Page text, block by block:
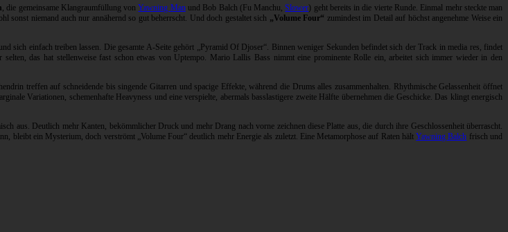
, die gemeinsame Klangraumfüllung vonYawning Manund Bob Balch (Fu Manchu,Slower) geht bereits in die vierte Runde. Einmal mehr steckte man
sonst niemand auch nur annähernd so gut beherrscht. Und doch gestaltet sich „Volume Four“ zumindest im Detail auf höchst angenehme Weise ein
einfach treiben lassen. Die gesamte A-Seite gehört „Pyramid Of Djoser“. Binnen weniger Sekunden befindet sich der Track in media res, findet
das hat stellenweise fast schon etwas von Uptempo. Mario Lallis Bass nimmt eine prominente Rolle ein, arbeitet sich immer wieder in den
treffen auf schneidende bis singende Gitarren und spacige Effekte, während die Drums alles zusammenhalten. Rhythmische Gelassenheit öffnet
Variationen, schemenhafte Heavyness und eine verspielte, abermals basslastigere zweite Hälfte übernehmen die Geschicke. Das klingt energisch
aus. Deutlich mehr Kanten, bekömmlicher Druck und mehr Drang nach vorne zeichnen diese Platte aus, die durch ihre Geschlossenheit überrascht.
bleibt ein Mysterium, doch verströmt „Volume Four“ deutlich mehr Energie als zuletzt. Eine Metamorphose auf Raten hältYawning Balch frisch und